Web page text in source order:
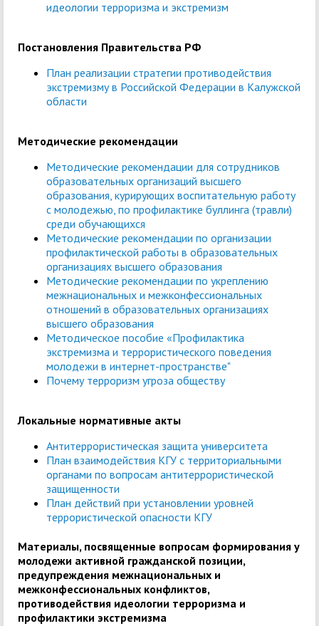
идеологии терроризма и экстремизм
Постановления Правительства РФ
План реализации стратегии противодействия
экстремизму в Российской Федерации в Калужской
области
Методические рекомендации
Методические рекомендации для сотрудников
образовательных организаций высшего
образования, курирующих воспитательную работу
с молодежью, по профилактике буллинга (травли)
среди обучающихся
Методические рекомендации по организации
профилактической работы в образовательных
организациях высшего образования
Методические рекомендации по укреплению
межнациональных и межконфессиональных
отношений в образовательных организациях
высшего образования
Методическое пособие «Профилактика
экстремизма и террористического поведения
молодежи в интернет-пространстве"
Почему терроризм угроза обществу
Локальные нормативные акты
Антитеррористическая защита университета
План взаимодействия КГУ с территориальными
органами по вопросам антитеррористической
защищенности
План действий при установлении уровней
террористической опасности КГУ
Материалы, посвященные вопросам формирования у
молодежи активной гражданской позиции,
предупреждения межнациональных и
межконфессиональных конфликтов,
противодействия идеологии терроризма и
профилактики экстремизма